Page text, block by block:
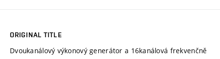
ORIGINAL TITLE
Dvoukanálový výkonový generátor a 16kanálová frekvenčně